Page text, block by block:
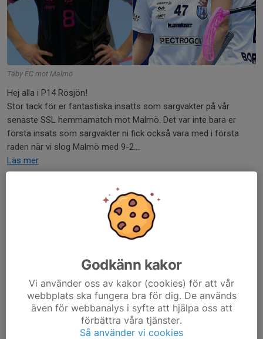
Täby FC mot Malmö
Hej alla i P14 Rösjön!
Stor tack för er fantastiska insatts som sargvakter på vår
senaste SSL hemmamatch mot Malmö. Det var inte bara er
första insats som sargvakter ni fick också vara med i första
raden när vi slog Malmö med 9-2....
Läs mer
Inför höstsäsongen
0 kommentarer
Ber om ursäkt för en lång text, men vi valde att ta det denna väg
Ikväll är det äntligen dags att kicka igång höstsäsongen och vi
hoppas spelarna är lika taggade som oss tränare!
Godkänn kakor
Vi använder oss av kakor (cookies) för att vår
webbplats ska fungera bra för dig. De används
även för webbanalys i syfte att hjälpa oss att
förbättra våra tjänster.
Så använder vi cookies